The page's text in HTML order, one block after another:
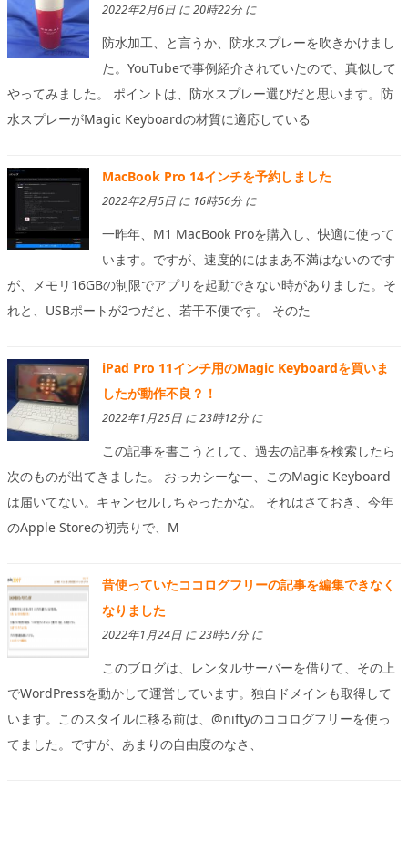
2022年2月6日 に 20時22分 に
防水加工、と言うか、防水スプレーを吹きかけまし
た。YouTubeで事例紹介されていたので、真似して
やってみました。 ポイントは、防水スプレー選びだと思います。防
水スプレーがMagic Keyboardの材質に適応している
MacBook Pro 14インチを予約しました
2022年2月5日 に 16時56分 に
一昨年、M1 MacBook Proを購入し、快適に使って
います。ですが、速度的にはまあ不満はないのです
が、メモリ16GBの制限でアプリを起動できない時がありました。そ
れと、USBポートが2つだと、若干不便です。 そのた
iPad Pro 11インチ用のMagic Keyboardを買いま
したが動作不良？！
2022年1月25日 に 23時12分 に
この記事を書こうとして、過去の記事を検索したら
次のものが出てきました。 おっカシーなー、このMagic Keyboard
は届いてない。キャンセルしちゃったかな。 それはさておき、今年
のApple Storeの初売りで、M
昔使っていたココログフリーの記事を編集できなく
なりました
2022年1月24日 に 23時57分 に
このブログは、レンタルサーバーを借りて、その上
でWordPressを動かして運営しています。独自ドメインも取得して
います。このスタイルに移る前は、@niftyのココログフリーを使っ
てました。ですが、あまりの自由度のなさ、